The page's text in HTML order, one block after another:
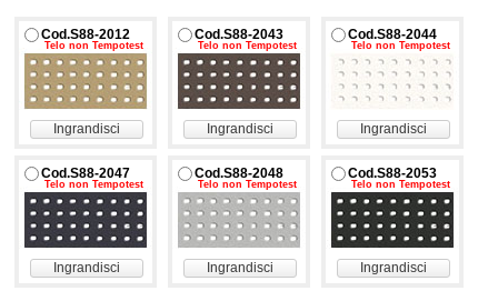
Cod.S88-2012
Telo non Tempotest
Ingrandisci
Cod.S88-2043
Telo non Tempotest
Ingrandisci
Cod.S88-2044
Telo non Tempotest
Ingrandisci
Cod.S88-2047
Telo non Tempotest
Ingrandisci
Cod.S88-2048
Telo non Tempotest
Ingrandisci
Cod.S88-2053
Telo non Tempotest
Ingrandisci